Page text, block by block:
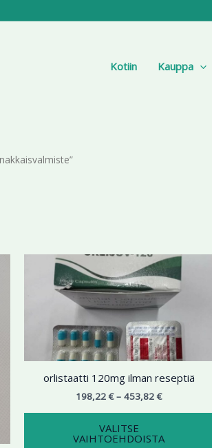
Kotiin Kauppa
tuotteella
muunnelma.
tehdä
valinnat
sivulla.
orlistaatti 120mg ilman reseptiä
198,22€ – 453,82€
Hintaluokka:
198,22 €
453,82 €
VALITSE
VAIHTOEHDOISTA